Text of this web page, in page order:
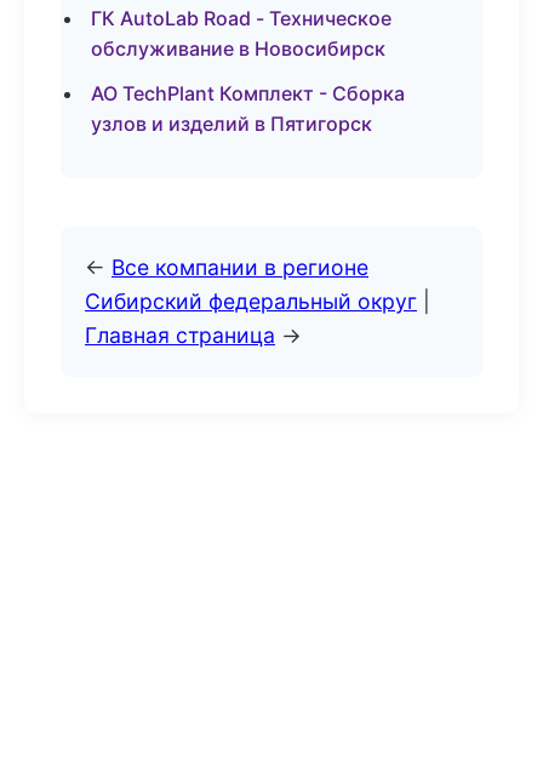
ГК AutoLab Road - Техническое
обслуживание в Новосибирск
АО TechPlant Комплект - Сборка
узлов и изделий в Пятигорск
← Все компании в регионе
Сибирский федеральный округ
Главная страница →